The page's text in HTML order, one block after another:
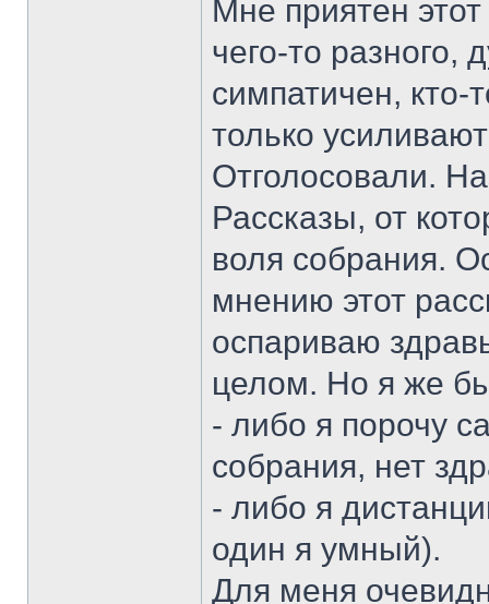
Мне приятен
чего-то
симпатичен, кто-
только
Отголосовали.
Рассказы, от
воля собрания.
мнению этот
оспариваю
целом. Но я же
- либо я порочу
собрания, нет
- либо я
один я умный).
Для меня